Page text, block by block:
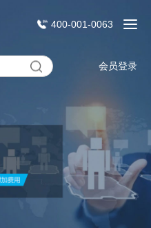
400-001-0063
会员登录